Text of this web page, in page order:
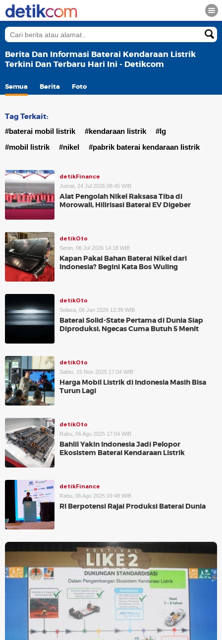
Berita Dan Informasi Baterai Kendaraan Listrik
Terkini Dan Terbaru Hari Ini - Detikcom
Semua Berita Foto
Tag Terkait:
#baterai mobil listrik #kendaraan listrik
#lg
#mobil listrik
#nikel #pabrik baterai kendaraan listrik
detikFinance
Jumat, 24 Jul 2026 08:45 WIB
Alat Pengolah Nikel Raksasa Tiba di
Morowali, Hilirisasi Baterai EV Digeber
detikOto
Senin, 06 Jul 2026 14:18 WIB
Kapan Pakai Bahan Baterai Nikel dari
Indonesia? Begini Kata Bos Wuling
detikOto
Selasa, 06 Jan 2026 13:39 WIB
Baterai Solid-State Pertama di Dunia Siap
Diproduksi, Ngecas Cuma Butuh 5 Menit
detikOto
Sabtu, 15 Nov 2025 17:04 WIB
Harga Mobil Listrik di Indonesia Masih Bisa
Turun Lagi
detikOto
Rabu, 06 Agu 2025 17:04 WIB
Bahlil Yakin Indonesia Jadi Pelopor
Ekosistem Baterai Kendaraan Listrik
detikFinance
Rabu, 06 Agu 2025 09:48 WIB
RI Berpotensi Rajai Produksi Baterai Dunia